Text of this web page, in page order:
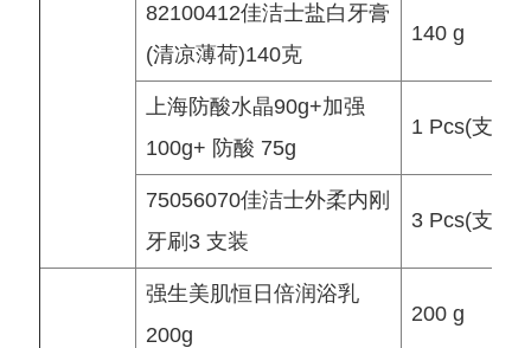
82100412佳洁士盐白牙膏
(清凉薄荷)140克
140 g
上海防酸水晶90g+加强
100g+ 防酸 75g
1 Pcs(支)
75056070佳洁士外柔内刚
牙刷3 支装
3 Pcs(支)
强生美肌恒日倍润浴乳
200g
200 g